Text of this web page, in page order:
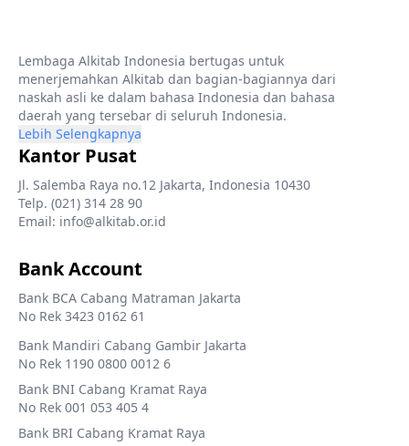
Lembaga Alkitab Indonesia bertugas untuk
menerjemahkan Alkitab dan bagian-bagiannya dari
naskah asli ke dalam bahasa Indonesia dan bahasa
daerah yang tersebar di seluruh Indonesia.
Lebih Selengkapnya
Kantor Pusat
Jl. Salemba Raya no.12 Jakarta, Indonesia 10430
Telp. (021) 314 28 90
Email: info@alkitab.or.id
Bank Account
Bank BCA Cabang Matraman Jakarta
No Rek 3423 0162 61
Bank Mandiri Cabang Gambir Jakarta
No Rek 1190 0800 0012 6
Bank BNI Cabang Kramat Raya
No Rek 001 053 405 4
Bank BRI Cabang Kramat Raya